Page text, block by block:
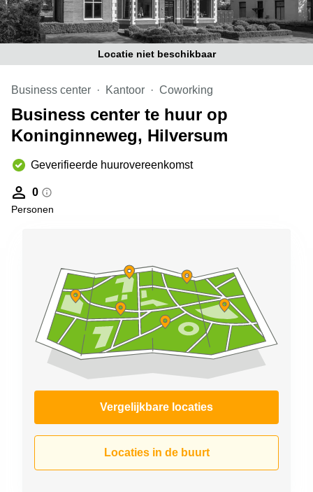
Coworking
space
Breda
Coworking
in Arnhem
Coworking
Hilversum
Coworking
space
Zwolle
Kantoor
Hengelo
Bedrijfsruimte
Huren in
Nijmegen
Locatie niet beschikbaar
Business center Kantoor Coworking
Business center te huur op
Koninginneweg, Hilversum
Geverifieerde huurovereenkomst
0
Personen
Vergelijkbare locaties
Locaties in de buurt